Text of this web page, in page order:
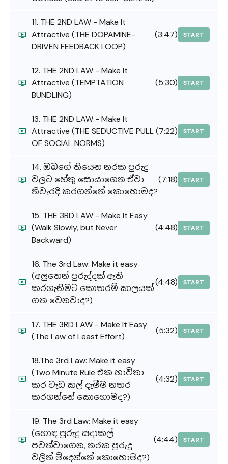
11. THE 2ND LAW - Make It
Attractive (THE DOPAMINE-
DRIVEN FEEDBACK LOOP)
(3:47) START
12. THE 2ND LAW - Make It
Attractive (TEMPTATION
BUNDLING)
(5:30) START
13. THE 2ND LAW - Make It
Attractive (THE SEDUCTIVE PULL
OF SOCIAL NORMS)
(7:22) START
14. ඔබගේ තියෙන නරක පුරුදු
වලට හේතු සොයාගෙන ඒවා
නිවැරදි කරගන්නේ කොහොමද?
(7:18) START
15. THE 3RD LAW - Make It Easy
(Walk Slowly, but Never
Backward)
(4:48) START
16. The 3rd Law: Make it easy
(අලුතෙන් පුරුද්දක් ඇති
කරගැනීමට කොතරම් කාලයක්
ගත වෙනවාද?)
(4:48) START
17. THE 3RD LAW - Make It Easy
(The Law of Least Effort)
(5:32) START
18.The 3rd Law: Make it easy
(Two Minute Rule එක භාවිතා
කර වැඩ කල් දැමීම නතර
කරගන්නේ කොහොමද?)
(4:32) START
19. The 3rd Law: Make it easy
(හොඳ පුරුදු සදාකල්
පවත්වාගෙන, නරක පුරුදු
වලින් මිදෙන්නේ කොහොමද?)
(4:44) START